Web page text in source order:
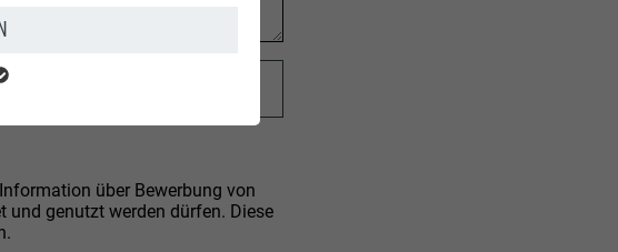
über Bewerbung von
und genutzt werden dürfen. Diese